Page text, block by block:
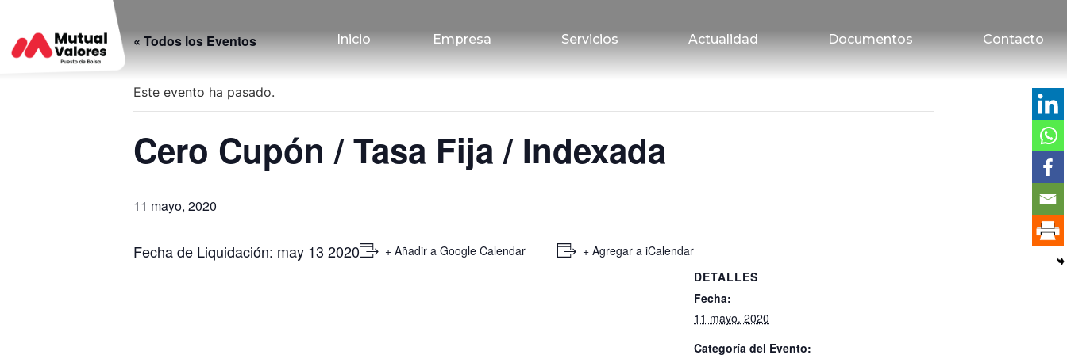
Inicio Empresa Servicios Actualidad Documentos Contacto
« Todos los Eventos
Este evento ha pasado.
Cero Cupón / Tasa Fija / Indexada
11 mayo, 2020
Fecha de Liquidación: may 13 2020 + Añadir a Google Calendar
+ Agregar a iCalendar
DETALLES
Fecha:
11 mayo, 2020
Categoría del Evento: